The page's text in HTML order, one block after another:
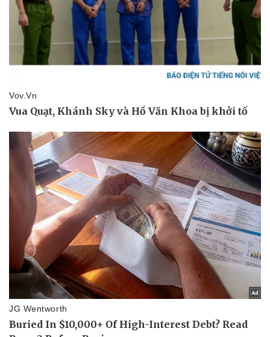
Thể thao
Bóng đá
Lịch thi đấu bóng đá
Thế giới thể thao
eSports
Hậu trường
Ô tô - Xe máy
Ô tô
Xe máy
Tư vấn